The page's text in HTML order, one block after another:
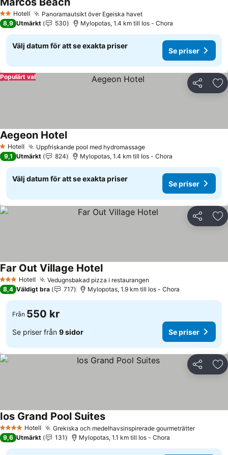
2 Stjärnor
Hotell Panoramautsikt över Egeiska havetSe priser
Se priser
8,9 Utmärkt 530 Mylopotas, 1.4 km till Ios - Chora
Välj datum för att se exakta priser
Se priser
Dela
Populärt val
1 Stjärnor
Hotell Uppfriskande pool med hydromassageSe priser
Aegeon HotelSe priser
9,1 Utmärkt 824 Mylopotas, 1.4 km till Ios - Chora
Välj datum för att se exakta priser
Se priser
Dela
3 StjärnorHotell Vedugnsbakad pizza i restaurangen
Far Out Village HotelSe priser
8,4 Väldigt bra 717 Mylopotas, 1.9 km till Ios - Chora
Från 550 kr
Se priser från 9 sidor Se priser
Dela
4 StjärnorHotell Grekiska och medelhavsinspirerade gourmeträtterSe priser
Ios Grand Pool SuitesSe priser
9,6 Utmärkt 131 Mylopotas, 1.1 km till Ios - Chora